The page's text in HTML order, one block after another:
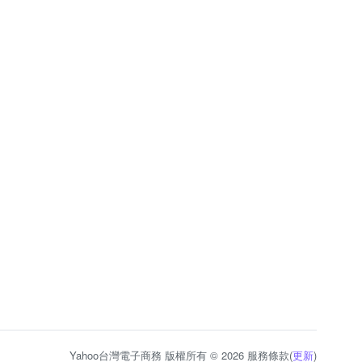
Yahoo台灣電子商務 版權所有 © 2026 服務條款(更新)